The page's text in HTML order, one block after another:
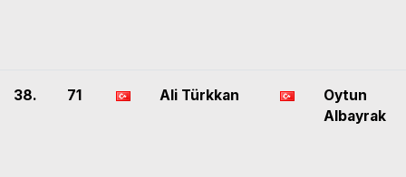
38. 71 Ali Türkkan
Oytun
Albayrak